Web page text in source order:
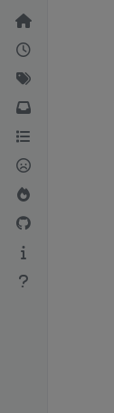
Weiter zum Inhalt